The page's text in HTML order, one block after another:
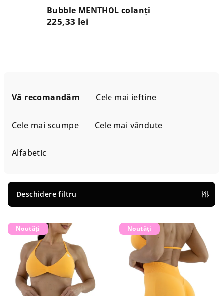
Bubble MENTHOL colanți
225,33 lei
a
p
Vă recomandăm Cele mai ieftine
Cele mai scumpe Cele mai vândute
Alfabetic
Deschidere filtru
L
Noutăți Noutăți